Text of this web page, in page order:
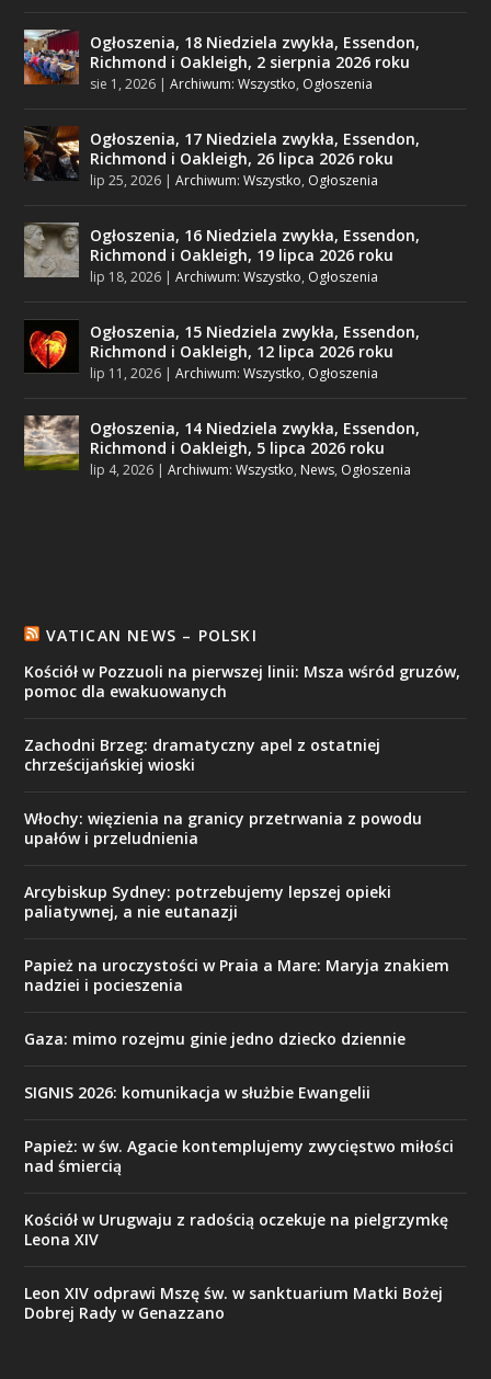
Ogłoszenia, 18 Niedziela zwykła, Essendon,
Richmond i Oakleigh, 2 sierpnia 2026 roku
sie 1, 2026 |Archiwum: Wszystko, Ogłoszenia
Ogłoszenia, 17 Niedziela zwykła, Essendon,
Richmond i Oakleigh, 26 lipca 2026 roku
lip 25, 2026 |Archiwum: Wszystko, Ogłoszenia
Ogłoszenia, 16 Niedziela zwykła, Essendon,
Richmond i Oakleigh, 19 lipca 2026 roku
lip 18, 2026 |Archiwum: Wszystko, Ogłoszenia
Ogłoszenia, 15 Niedziela zwykła, Essendon,
Richmond i Oakleigh, 12 lipca 2026 roku
lip 11, 2026 |Archiwum: Wszystko, Ogłoszenia
Ogłoszenia, 14 Niedziela zwykła, Essendon,
Richmond i Oakleigh, 5 lipca 2026 roku
lip 4, 2026 |Archiwum: Wszystko, News, Ogłoszenia
VATICAN NEWS – POLSKI
Kościół w Pozzuoli na pierwszej linii: Msza wśród gruzów,
pomoc dla ewakuowanych
Zachodni Brzeg: dramatyczny apel z ostatniej
chrześcijańskiej wioski
Włochy: więzienia na granicy przetrwania z powodu
upałów i przeludnienia
Arcybiskup Sydney: potrzebujemy lepszej opieki
paliatywnej, a nie eutanazji
Papież na uroczystości w Praia a Mare: Maryja znakiem
nadziei i pocieszenia
Gaza: mimo rozejmu ginie jedno dziecko dziennie
SIGNIS 2026: komunikacja w służbie Ewangelii
Papież: w św. Agacie kontemplujemy zwycięstwo miłości
nad śmiercią
Kościół w Urugwaju z radością oczekuje na pielgrzymkę
Leona XIV
Leon XIV odprawi Mszę św. w sanktuarium Matki Bożej
Dobrej Rady w Genazzano